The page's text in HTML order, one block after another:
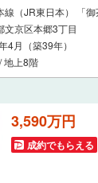
有者居住中等の
、満室時を想定し
線（JR東日本） 「
文京区本郷3丁目
4月（築39年）
地上8階
3,590万円
成約でもらえる